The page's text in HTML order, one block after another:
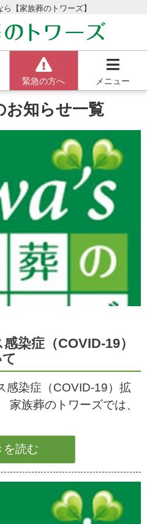
【家族葬のトワーズ】
緊急の方へ メニュー
お知らせ一覧
染症（COVID-19）
感染症（COVID-19）拡
族葬のトワーズでは、
を読む